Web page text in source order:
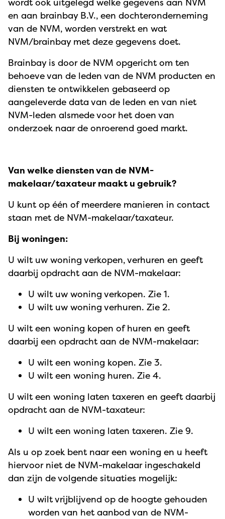
wordt ook uitgelegd welke gegevens aan NVM
en aan brainbay B.V., een dochteronderneming
van de NVM, worden verstrekt en wat
NVM/brainbay met deze gegevens doet.
Brainbay is door de NVM opgericht om ten
behoeve van de leden van de NVM producten en
diensten te ontwikkelen gebaseerd op
aangeleverde data van de leden en van niet
NVM-leden alsmede voor het doen van
onderzoek naar de onroerend goed markt.
Van welke diensten van de NVM-
makelaar/taxateur maakt u gebruik?
U kunt op één of meerdere manieren in contact
staan met de NVM-makelaar/taxateur.
Bij woningen:
U wilt uw woning verkopen, verhuren en geeft
daarbij opdracht aan de NVM-makelaar:
U wilt uw woning verkopen. Zie 1.
U wilt uw woning verhuren. Zie 2.
U wilt een woning kopen of huren en geeft
daarbij een opdracht aan de NVM-makelaar:
U wilt een woning kopen. Zie 3.
U wilt een woning huren. Zie 4.
U wilt een woning laten taxeren en geeft daarbij
opdracht aan de NVM-taxateur:
U wilt een woning laten taxeren. Zie 9.
Als u op zoek bent naar een woning en u heeft
hiervoor niet de NVM-makelaar ingeschakeld
dan zijn de volgende situaties mogelijk:
U wilt vrijblijvend op de hoogte gehouden
worden van het aanbod van de NVM-